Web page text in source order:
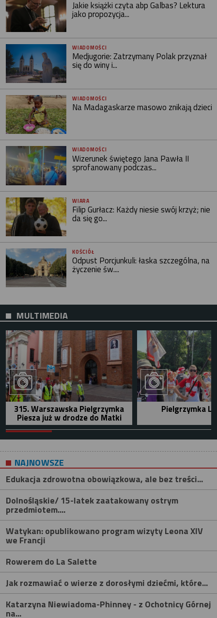
Jakie książki czyta abp Galbas? Lektura
jako propozycja...
WIADOMOŚCI
Medjugorie: Zatrzymany Polak przyznał
się do winy i...
WIADOMOŚCI
Na Madagaskarze masowo znikają dzieci
WIADOMOŚCI
Wizerunek świętego Jana Pawła II
sprofanowany podczas...
WIARA
Filip Gurłacz: Każdy niesie swój krzyż; nie
da się go...
KOŚCIÓŁ
Odpust Porcjunkuli: łaska szczególna, na
życzenie św....
MULTIMEDIA
315. Warszawska Pielgrzymka
Piesza już w drodze do Matki
Pielgrzymka
NAJNOWSZE
Edukacja zdrowotna obowiązkowa, ale bez treści...
Dolnośląskie/ 15-latek zaatakowany ostrym
przedmiotem....
Watykan: opublikowano program wizyty Leona XIV
we Francji
Rowerem do La Salette
Jak rozmawiać o wierze z dorosłymi dziećmi, które...
Katarzyna Niewiadoma-Phinney - z Ochotnicy Górnej
na...